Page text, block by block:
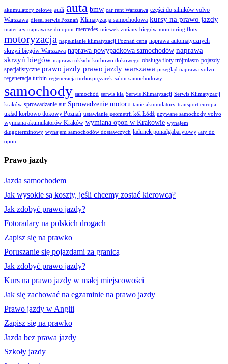
akumulatory żelowe audi auta bmw car rent Warszawa części do silników volvo
Warszawa diesel serwis Poznań Klimatyzacja samochodowa kursy na prawo jazdy
materiały naprawcze do opon mercedes mieszek zmiany biegów monitoring floty
motoryzacja napełnianie klimatyzacji Poznań cena naprawa automatycznych
skrzyń biegów Warszawa naprawa powypadkowa samochodów naprawa
skrzyń biegów naprawa układu korbowo tłokowego obsługa floty trójmiasto pojazdy
specjalistyczne prawo jazdy prawo jazdy warszawa przegląd naprawa volvo
regeneracja turbin regeneracja turbosprężarek salon samochodowy
samochody samochód serwis kia Serwis Klimatyzacji Serwis Klimatyzacji
kraków sprowadzanie aut Sprowadzenie motoru tanie akumulatory transport europa
układ korbowo tłokowy Poznań ustawianie geometrii kół Łódź używane samochody volvo
wymiana akumulatorów Kraków wymiana opon w Krakowie wynajem
długoterminowy wynajem samochodów dostawczych ładunek ponadgabarytowy łaty do
opon
Prawo jazdy
Jazda samochodem
Jak wysokie są koszty, jeśli chcemy zostać kierowcą?
Jak zdobyć prawo jazdy?
Fotoradary na polskich drogach
Zapisz się na prawko
Poruszanie się pojazdami za granicą
Jak zdobyć prawo jazdy?
Kurs na prawo jazdy w małej miejscowości
Jak się zachować na egzaminie na prawo jazdy
Prawo jazdy w Anglii
Zapisz się na prawko
Jazda bez prawa jazdy
Szkoły jazdy